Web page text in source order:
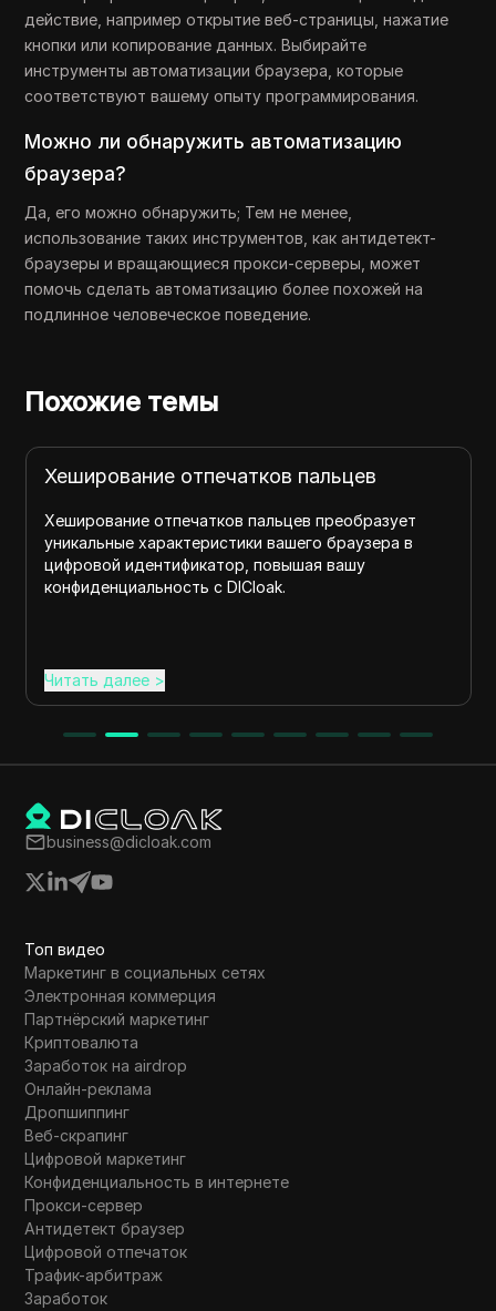
действие, например открытие веб-страницы, нажатие
кнопки или копирование данных. Выбирайте
инструменты автоматизации браузера, которые
соответствуют вашему опыту программирования.
Можно ли обнаружить автоматизацию
браузера?
Да, его можно обнаружить; Тем не менее,
использование таких инструментов, как антидетект-
браузеры и вращающиеся прокси-серверы, может
помочь сделать автоматизацию более похожей на
подлинное человеческое поведение.
Похожие темы
в
Многоустройственное отпечатки
Онлайн-анонимность позволяет вам
интернет, не раскрывая свою истинную
не поддаваясь легкому отслеживанию,
обеспечивая вашу конфиденциальность с
Читать далее
business@dicloak.com
Топ видео
Маркетинг в социальных сетях
Электронная коммерция
Партнёрский маркетинг
Криптовалюта
Заработок на airdrop
Онлайн-реклама
Дропшиппинг
Веб-скрапинг
Цифровой маркетинг
Конфиденциальность в интернете
Прокси-сервер
Антидетект браузер
Цифровой отпечаток
Трафик-арбитраж
Заработок